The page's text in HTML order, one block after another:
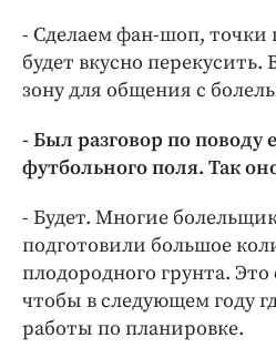
- Сделаем фан-шоп, точки
будет вкусно перекусить.
зону для общения с
- Был разговор по поводу
футбольного поля. Так
- Будет. Многие
подготовили большое
плодородного грунта. Это
чтобы в следующем году
работы по планировке.